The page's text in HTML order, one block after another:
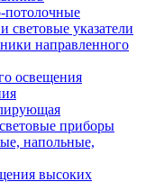
потолочные
световые указатели
направленного
освещения
приборы
напольные,
высоких